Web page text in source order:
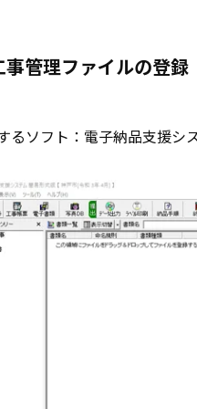
事管理ファイルの登録
るソフト：電子納品支援シ